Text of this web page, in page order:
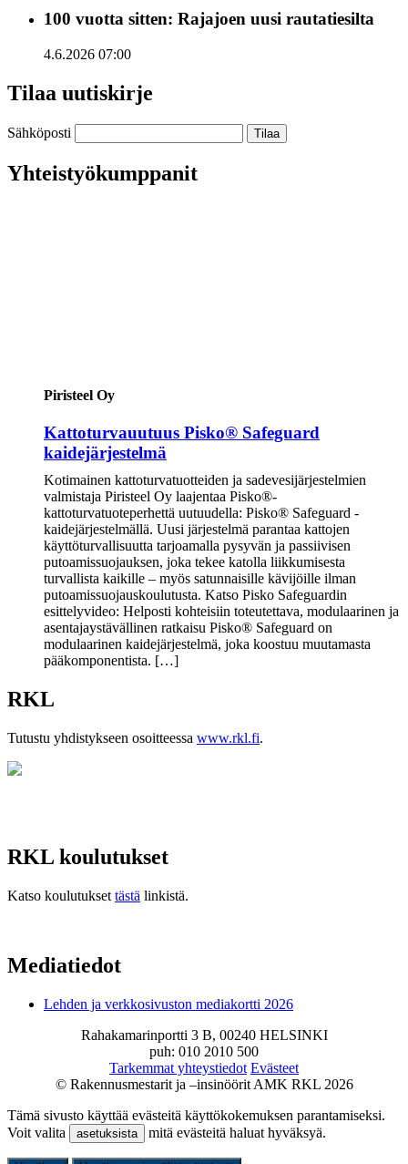
100 vuotta sitten: Rajajoen uusi rautatiesilta
4.6.2026 07:00
Tilaa uutiskirje
Sähköposti
Yhteistyökumppanit
Piristeel Oy
Kattoturvauutuus Pisko® Safeguard
kaidejärjestelmä
Kotimainen kattoturvatuotteiden ja sadevesijärjestelmien
valmistaja Piristeel Oy laajentaa Pisko®-
kattoturvatuoteperhettä uutuudella: Pisko® Safeguard -
kaidejärjestelmällä. Uusi järjestelmä parantaa kattojen
käyttöturvallisuutta tarjoamalla pysyvän ja passiivisen
putoamissuojauksen, joka tekee katolla liikkumisesta
turvallista kaikille – myös satunnaisille kävijöille ilman
putoamissuojauskoulutusta. Katso Pisko Safeguardin
esittelyvideo: Helposti kohteisiin toteutettava, modulaarinen ja
asentajaystävällinen ratkaisu Pisko® Safeguard on
modulaarinen kaidejärjestelmä, joka koostuu muutamasta
pääkomponentista. […]
RKL
Tutustu yhdistykseen osoitteessa www.rkl.fi.
RKL koulutukset
Katso koulutukset tästä linkistä.
Mediatiedot
Lehden ja verkkosivuston mediakortti 2026
Rahakamarinportti 3 B, 00240 HELSINKI
puh: 010 2010 500
Tarkemmat yhteystiedot Evästeet
© Rakennusmestarit ja –insinöörit AMK RKL 2026
Tämä sivusto käyttää evästeitä käyttökokemuksen parantamiseksi.
Voit valita
asetuksista mitä evästeitä haluat hyväksyä.